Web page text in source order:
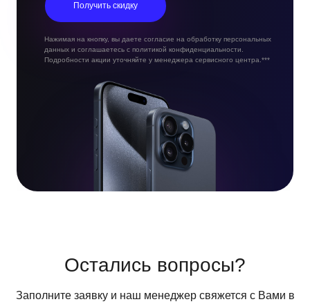
Получить скидку
Нажимая на кнопку, вы даете согласие на обработку персональных
данных и соглашаетесь с политикой конфиденциальности.
Подробности акции уточняйте у менеджера сервисного центра.***
Остались вопросы?
Заполните заявку и наш менеджер свяжется с Вами в